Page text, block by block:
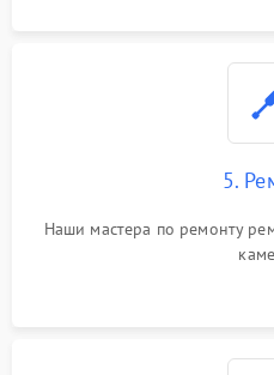
5.
Наши мастера по ремонту